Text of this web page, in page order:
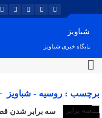
شباویز
پایگاه خبری شباویز
برچسب : روسیه - شباویز
سه برابر شدن